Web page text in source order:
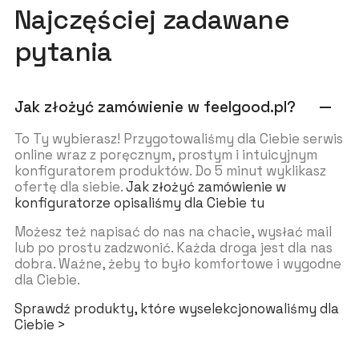
Najczęściej zadawane
pytania
Jak złożyć zamówienie w feelgood.pl? remove
To Ty wybierasz! Przygotowaliśmy dla Ciebie serwis
online wraz z poręcznym, prostym i intuicyjnym
konfiguratorem produktów. Do 5 minut wyklikasz
ofertę dla siebie.Jak złożyć zamówienie w
konfiguratorze opisaliśmy dla Ciebie tu
Możesz też napisać do nas na chacie, wysłać mail
lub po prostu zadzwonić. Każda droga jest dla nas
dobra. Ważne, żeby to było komfortowe i wygodne
dla Ciebie.
Sprawdź produkty, które wyselekcjonowaliśmy dla
Ciebie >